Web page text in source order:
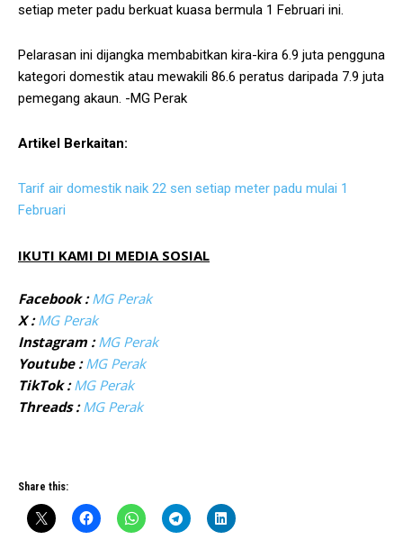
setiap meter padu berkuat kuasa bermula 1 Februari ini.
Pelarasan ini dijangka membabitkan kira-kira 6.9 juta pengguna
kategori domestik atau mewakili 86.6 peratus daripada 7.9 juta
pemegang akaun. -MG Perak
Artikel Berkaitan:
Tarif air domestik naik 22 sen setiap meter padu mulai 1
Februari
IKUTI KAMI DI MEDIA SOSIAL
Facebook : MG Perak
X : MG Perak
Instagram : MG Perak
Youtube : MG Perak
TikTok : MG Perak
Threads : MG Perak
Share this: